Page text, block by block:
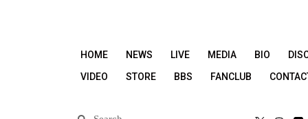
HOME NEWS LIVE MEDIA BIO
VIDEO
STORE BBS FANCLUB